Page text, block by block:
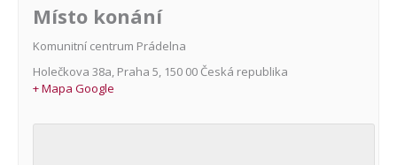
Místo konání
Komunitní centrum Prádelna
Holečkova 38a, Praha 5, 150 00 Česká republika
+ Mapa Google